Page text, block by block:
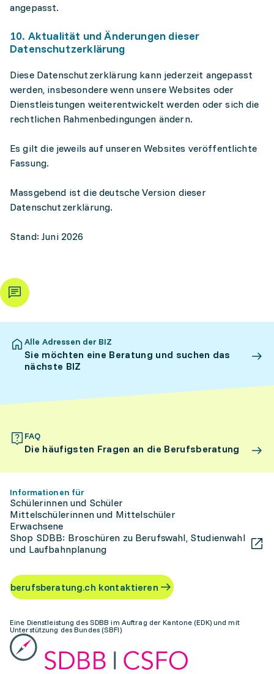
angepasst.
10. Aktualität und Änderungen dieser
Datenschutzerklärung
Diese Datenschutzerklärung kann jederzeit angepasst
werden, insbesondere wenn unsere Websites oder
Dienstleistungen weiterentwickelt werden oder sich die
rechtlichen Rahmenbedingungen ändern.
Es gilt die jeweils auf unseren Websites veröffentlichte
Fassung.
Massgebend ist die deutsche Version dieser
Datenschutzerklärung.
Stand: Juni 2026
Alle Adressen der BIZ
Sie möchten eine Beratung und suchen das
nächste BIZ
FAQ
Die häufigsten Fragen an die Berufsberatung
Informationen für
Schülerinnen und Schüler
Mittelschülerinnen und Mittelschüler
Erwachsene
Shop SDBB: Broschüren zu Berufswahl, Studienwahl
und Laufbahnplanung
berufsberatung.ch kontaktieren
Eine Dienstleistung des SDBB im Auftrag der Kantone (EDK) und mit
Unterstützung des Bundes (SBFI)